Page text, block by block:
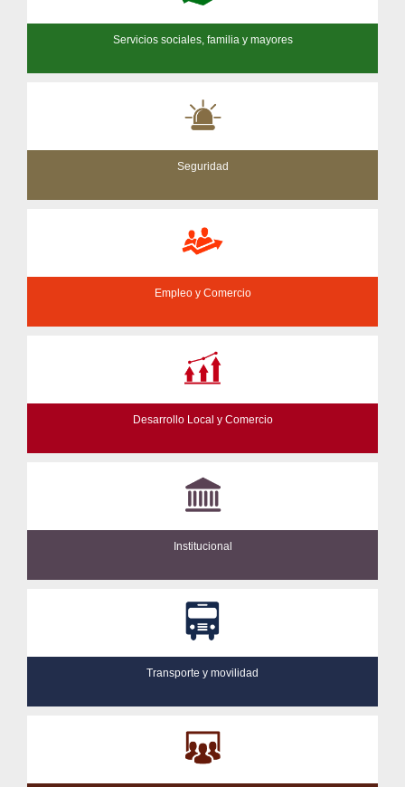
Servicios sociales, familia y mayores
Seguridad
Empleo y Comercio
Desarrollo Local y Comercio
Institucional
Transporte y movilidad